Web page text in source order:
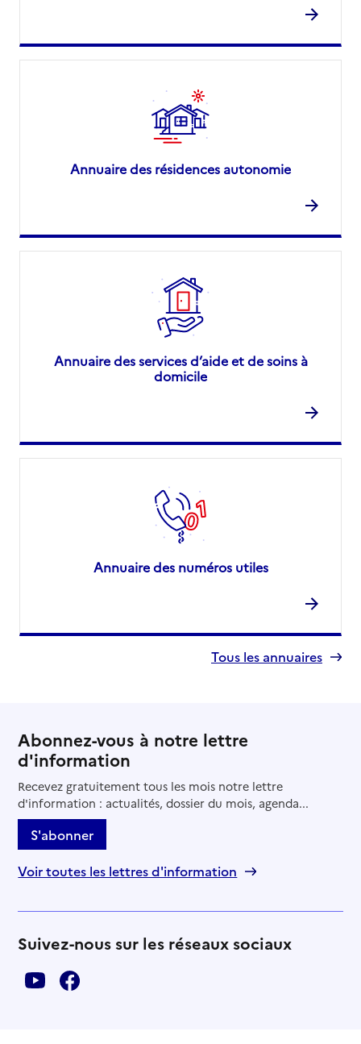
Annuaire des résidences autonomie
Annuaire des services d’aide et de soins à
domicile
Annuaire des numéros utiles
Tous les annuaires
Abonnez-vous à notre lettre
d'information
Recevez gratuitement tous les mois notre lettre
d'information : actualités, dossier du mois, agenda...
S'abonner
Voir toutes les lettres d'information
Suivez-nous sur les réseaux sociaux